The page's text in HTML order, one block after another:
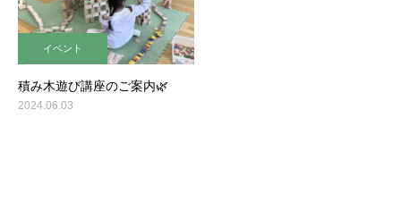
イベント
積み木遊び講座のご案内🌿
2024.06.03